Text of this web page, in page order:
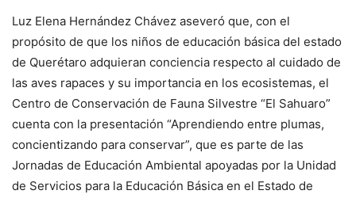
Luz Elena Hernández Chávez aseveró que, con el
propósito de que los niños de educación básica del estado
de Querétaro adquieran conciencia respecto al cuidado de
las aves rapaces y su importancia en los ecosistemas, el
Centro de Conservación de Fauna Silvestre “El Sahuaro”
cuenta con la presentación “Aprendiendo entre plumas,
concientizando para conservar”, que es parte de las
Jornadas de Educación Ambiental apoyadas por la Unidad
de Servicios para la Educación Básica en el Estado de